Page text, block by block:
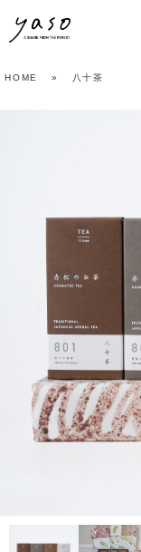
HOME » 八十茶